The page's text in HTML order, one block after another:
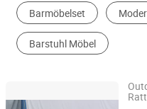
Außen-Sofa
Stab-Stuhl
Foshan Shunde Ciao